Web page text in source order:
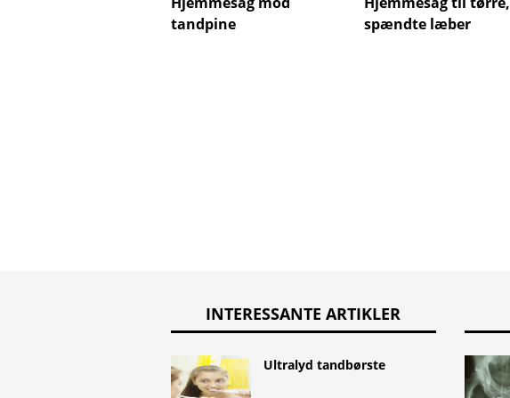
tandpine
spændte læber
INTERESSANTE ARTIKLER
Ultralyd tandbørste